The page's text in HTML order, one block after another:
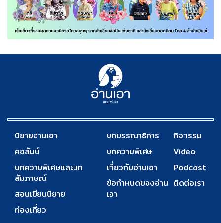
นิยายอ่านเอา
คอลัมน์
บทความพิเศษและบท
สัมภาษณ์
สอนเขียนนิยาย
ท่องเที่ยว
บทบรรณาธิการ
บทความพิเศษ
เกี่ยวกับอ่านเอา
ข้อกำหนดของอ่าน
เอา
กิจกรรม
Video
Podcast
ติดต่อเรา